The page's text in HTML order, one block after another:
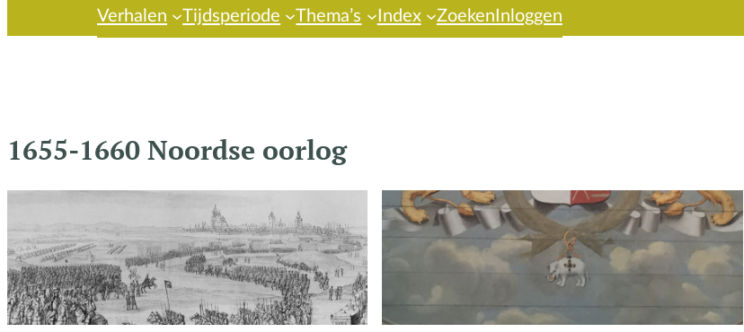
Verhalen Tijdsperiode Thema’s Index Zoeken Inloggen
1655-1660 Noordse oorlog